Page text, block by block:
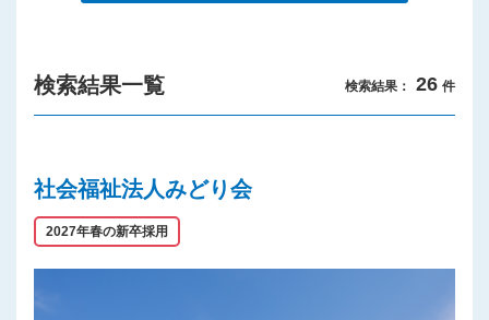
利用規約
検索結果一覧 検索結果： 26 件
社会福祉法人みどり会
2027年春の新卒採用